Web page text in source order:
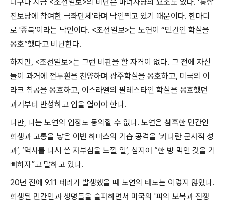
진보당에 참여한 극좌단체’라며 낙인찍고 있기 때문이다. 한마디
로 '종북'이라는 낙인이다. <조선일보>는 노연이 “민간인 학살을
옹호”했다고 비난한다.
하지만, <조선일보>는 그런 비판을 할 자격이 없다. 그 전에 자신
들이 과거에 전두환을 찬양하며 광주학살을 옹호하고, 미국의 이
라크 침공을 옹호하고, 이스라엘의 팔레스타인 학살을 옹호했던
과거부터 반성하고 입을 열어야 한다.
다만, 나는 노연의 입장도 동의할 수 없다. 노연은 참혹한 민간인
희생과 고통을 낳은 이번 하마스의 기습 공격을 ‘커다란 군사적 성
과’, ‘역사를 다시 쓴 자부심을 느낄 일’, 심지어 “한 방 먹인 것을 기
뻐하자”고 말하고 있다.
20년 전에 9.11 테러가 발생했을 때 노연의 태도는 이렇지 않았다.
희생된 민간인과 생명들을 슬퍼하면서 미국의 '피의 보복과 전쟁